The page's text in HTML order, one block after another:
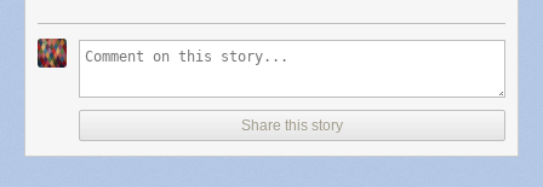
Share this story